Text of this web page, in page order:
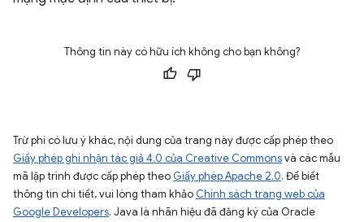
Thông tin này có hữu ích không cho bạn không?
Trừ phi có lưu ý khác, nội dung của trang này được cấp phép theo
Giấy phép ghi nhận tác giả 4.0 của Creative Commonsvà các mẫu
mã lập trình được cấp phép theo Giấy phép Apache 2.0. Để biết
thông tin chi tiết, vui lòng tham khảo Chính sách trang web của
Google Developers. Java là nhãn hiệu đã đăng ký của Oracle